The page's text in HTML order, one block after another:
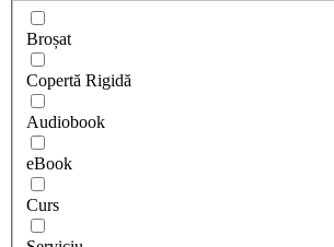
Broșat
Copertă Rigidă
Audiobook
eBook
Curs